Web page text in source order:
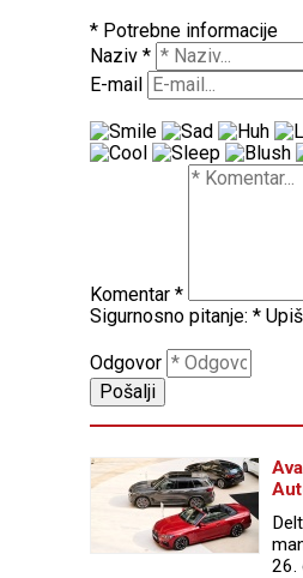
* Potrebne informacije
Naziv *
E-mail
Komentar *
Sigurnosno pitanje: *
Odgovor
26.